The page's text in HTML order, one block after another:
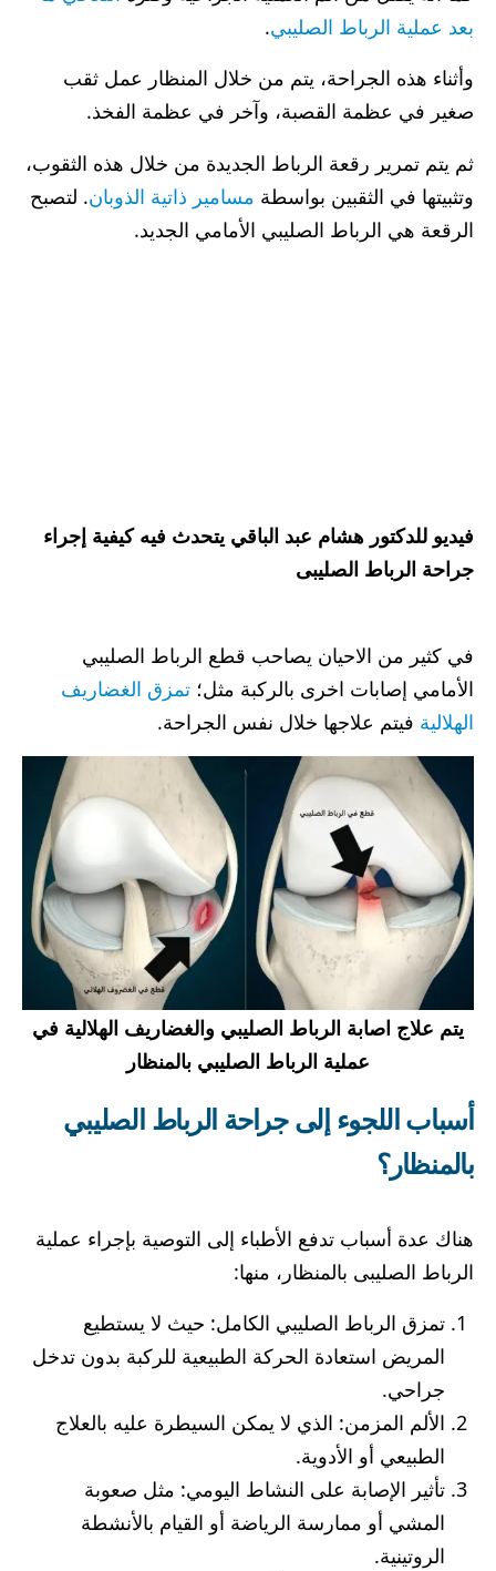
بعد عملية الرباط الصليبي.
وأثناء هذه الجراحة، يتم من خلال المنظار عمل ثقب
صغير في عظمة القصبة، وآخر في عظمة الفخذ.
ثم يتم تمرير رقعة الرباط الجديدة من خلال هذه الثقوب،
وتثبيتها في الثقبين بواسطة مسامير ذاتية الذوبان. لتصبح
الرقعة هي الرباط الصليبي الأمامي الجديد.
فيديو للدكتور هشام عبد الباقي يتحدث فيه كيفية إجراء
جراحة الرباط الصليبى
في كثير من الاحيان يصاحب قطع الرباط الصليبي
الأمامي إصابات اخرى بالركبة مثل؛ تمزق الغضاريف
الهلالية فيتم علاجها خلال نفس الجراحة.
يتم علاج اصابة الرباط الصليبي والغضاريف الهلالية في
عملية الرباط الصليبي بالمنظار
أسباب اللجوء إلى جراحة الرباط الصليبي
بالمنظار؟
هناك عدة أسباب تدفع الأطباء إلى التوصية بإجراء عملية
الرباط الصليبى بالمنظار، منها:
تمزق الرباط الصليبي الكامل: حيث لا يستطيع
المريض استعادة الحركة الطبيعية للركبة بدون تدخل
جراحي.
الألم المزمن: الذي لا يمكن السيطرة عليه بالعلاج
الطبيعي أو الأدوية.
تأثير الإصابة على النشاط اليومي: مثل صعوبة
المشي أو ممارسة الرياضة أو القيام بالأنشطة
الروتينية.